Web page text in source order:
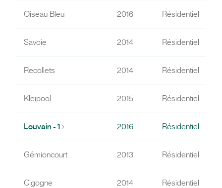
Oiseau Bleu 2016 Résidentiel
Savoie 2014 Résidentiel
Recollets 2014 Résidentiel
Kleipool 2015 Résidentiel
Louvain - 1 2016 Résidentiel
Gémioncourt 2013 Résidentiel
Cigogne 2014 Résidentiel